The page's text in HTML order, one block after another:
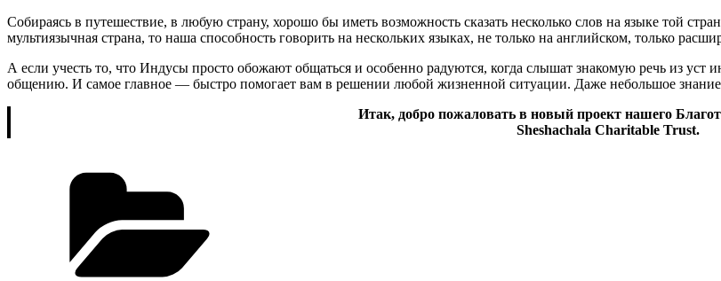
Собираясь в путешествие, в любую страну, хорошо бы иметь возможность сказать несколько слов на языке той
мультиязычная страна, то наша способность говорить на нескольких языках, не только на английском, только
А если учесть то, что Индусы просто обожают общаться и особенно радуются, когда слышат знакомую речь из уст
общению. И самое главное — быстро помогает вам в решении любой жизненной ситуации. Даже небольшое
Итак, добро пожаловать в новый проект нашего
Sheshachala Charitable Trust.